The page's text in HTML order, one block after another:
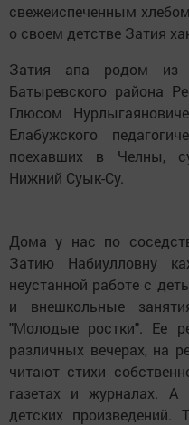
свежеиспеченным
о своем детстве Затия
Затия апа родом из
Батыревского района
Глюсом
Елабужского
поехавших в Челны,
Нижний Суык-Су.
Дома у нас по
Затию Набиулловну
неустанной работе с
и внешкольные
"Молодые ростки". Ее
различных вечерах, на
читают стихи
газетах и журналах. А
детских произведений.